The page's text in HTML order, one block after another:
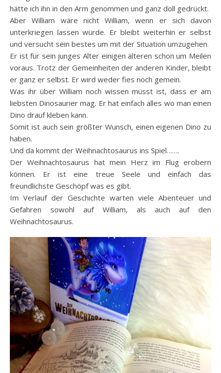
hätte ich ihn in den Arm genommen und ganz doll gedrückt.
Aber William wäre nicht William, wenn er sich davon
unterkriegen lassen würde. Er bleibt weiterhin er selbst
und versucht sein bestes um mit der Situation umzugehen.
Er ist für sein junges Alter einigen älteren schon um Meilen
voraus. Trotz der Gemeinheiten der anderen Kinder, bleibt
er ganz er selbst. Er wird weder fies noch gemein.
Was ihr über William noch wissen müsst ist, dass er am
liebsten Dinosaurier mag. Er hat einfach alles wo man einen
Dino drauf kleben kann.
Somit ist auch sein größter Wunsch, einen eigenen Dino zu
haben.
Und da kommt der Weihnachtosaurus ins Spiel…….
Der Weihnachtosaurus hat mein Herz im Flug erobern
können. Er ist eine treue Seele und einfach das
freundlichste Geschöpf was es gibt.
Im Verlauf der Geschichte warten viele Abenteuer und
Gefahren sowohl auf William, als auch auf den
Weihnachtosaurus.